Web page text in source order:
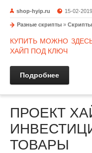
shop-hyip.ru 15-02-
Разные скрипты »
КУПИТЬ МОЖНО
ХАЙП ПОД КЛЮЧ
Подробнее
ПРОЕКТ
ТОВАРЫ